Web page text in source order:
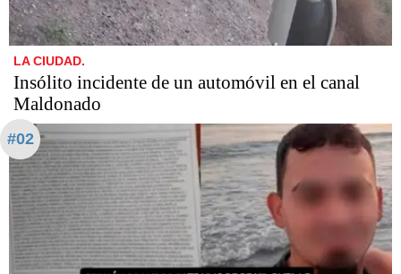
LA CIUDAD.
Insólito incidente de un automóvil en el canal
Maldonado
#02